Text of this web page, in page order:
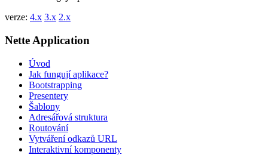
verze: 4.x 3.x 2.x
Nette Application
Úvod
Jak fungují aplikace?
Bootstrapping
Presentery
Šablony
Adresářová struktura
Routování
Vytváření odkazů URL
Interaktivní komponenty